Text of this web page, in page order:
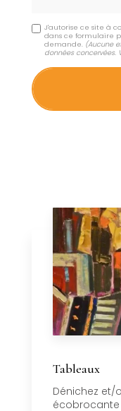
J'autorise ce site à
dans ce formulaire
demande. (Aucune
données concervées.
Tableaux
Dénichez et/
écobrocante